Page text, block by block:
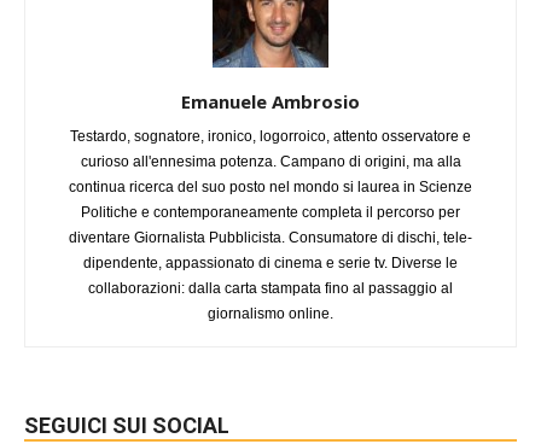
Emanuele Ambrosio
Testardo, sognatore, ironico, logorroico, attento osservatore e
curioso all'ennesima potenza. Campano di origini, ma alla
continua ricerca del suo posto nel mondo si laurea in Scienze
Politiche e contemporaneamente completa il percorso per
diventare Giornalista Pubblicista. Consumatore di dischi, tele-
dipendente, appassionato di cinema e serie tv. Diverse le
collaborazioni: dalla carta stampata fino al passaggio al
giornalismo online.
SEGUICI SUI SOCIAL